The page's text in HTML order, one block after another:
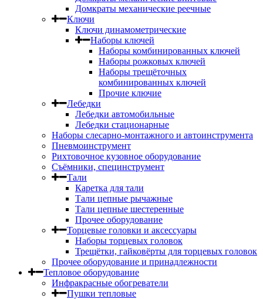
Домкраты механические реечные
Ключи
Ключи динамометрические
Наборы ключей
Наборы комбинированных ключей
Наборы рожковых ключей
Наборы трещёточных
комбинированных ключей
Прочие ключие
Лебедки
Лебедки автомобильные
Лебедки стационарные
Наборы слесарно-монтажного и автоинструмента
Пневмоинструмент
Рихтовочное кузовное оборудование
Съёмники, специнструмент
Тали
Каретка для тали
Тали цепные рычажные
Тали цепные шестеренные
Прочее оборудование
Торцевые головки и аксессуары
Наборы торцевых головок
Трещётки, гайковёрты для торцевых головок
Прочее оборудование и принадлежности
Тепловое оборудование
Инфракрасные обогреватели
Пушки тепловые